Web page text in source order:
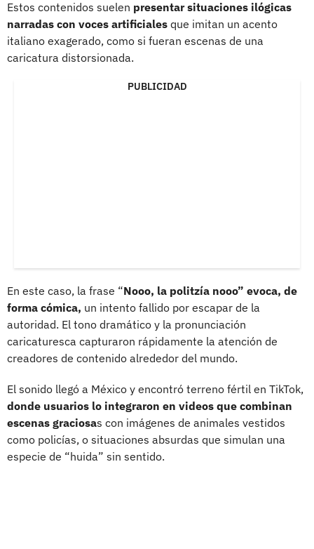
Estos contenidos suelen presentar situaciones ilógicas
narradas con voces artificiales que imitan un acento
italiano exagerado, como si fueran escenas de una
caricatura distorsionada.
PUBLICIDAD
En este caso, la frase “Nooo, la politzía nooo” evoca, de
forma cómica, un intento fallido por escapar de la
autoridad. El tono dramático y la pronunciación
caricaturesca capturaron rápidamente la atención de
creadores de contenido alrededor del mundo.
El sonido llegó a México y encontró terreno fértil en TikTok,
donde usuarios lo integraron en videos que combinan
escenas graciosas con imágenes de animales vestidos
como policías, o situaciones absurdas que simulan una
especie de “huida” sin sentido.